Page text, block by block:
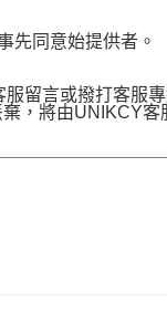
先同意始提供者。
留言或撥打客服
棄，將由UNIKCY